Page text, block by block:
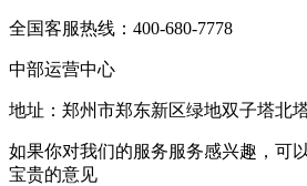
全国客服热线：400-680-7778
中部运营中心
地址：郑州市郑东新区绿地双子塔北
如果你对我们的服务服务感兴趣，可
宝贵的意见